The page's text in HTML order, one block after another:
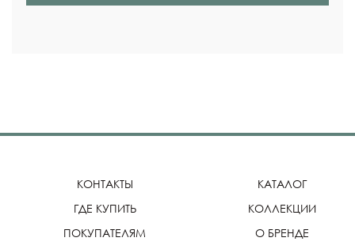
КОНТАКТЫ
ГДЕ КУПИТЬ
ПОКУПАТЕЛЯМ
КАТАЛОГ
КОЛЛЕКЦИИ
О БРЕНДЕ